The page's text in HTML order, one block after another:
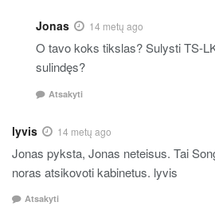
Jonas 14 metų ago
O tavo koks tikslas? Sulysti TS-
sulindęs?
Atsakyti
lyvis 14 metų ago
Jonas pyksta, Jonas neteisus. Tai
noras atsikovoti kabinetus. lyvis
Atsakyti